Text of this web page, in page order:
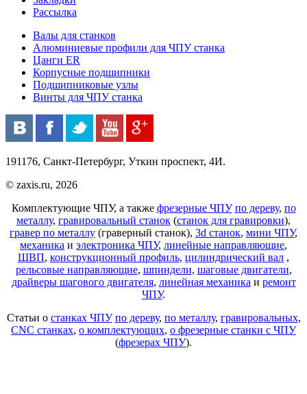
Рассылка
Валы для станков
Алюминиевые профили для ЧПУ станка
Цанги ER
Корпусные подшипники
Подшипниковые узлы
Винты для ЧПУ станка
191176, Санкт-Петербург, Уткин проспект, 4И.
© zaxis.ru, 2026
Комплектующие ЧПУ, а также фрезерные ЧПУ по дереву, по
металлу, гравировальный станок (станок для гравировки),
гравер по металлу (граверный станок), 3d станок, мини ЧПУ,
механика и электроника ЧПУ, линейные направляющие,
ШВП, конструкционный профиль, цилиндрический вал ,
рельсовые направляющие, шпиндели, шаговые двигатели,
драйверы шагового двигателя, линейная механика и ремонт
ЧПУ.
Статьи о станках ЧПУ по дереву, по металлу, гравировальных,
CNC станках, о комплектующих, о фрезерные станки с ЧПУ
(фрезерах ЧПУ).